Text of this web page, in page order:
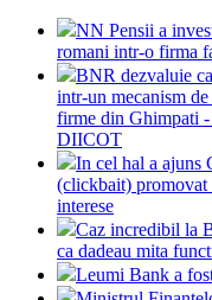
NN Pensii a
romani intr-o firma
BNR dezvaluie
intr-un mecanism
firme din Ghimpati -
DIICOT
In cel hal a ajuns
(clickbait) promovat
interese
Caz incredibil la
ca dadeau mita
Leumi Bank a